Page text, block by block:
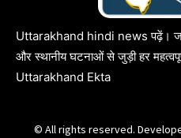
Uttarakhand hindi news पढ़ें।
और स्थानीय घटनाओं से जुड़ी हर
Uttarakhand Ekta
© All rights reserved.